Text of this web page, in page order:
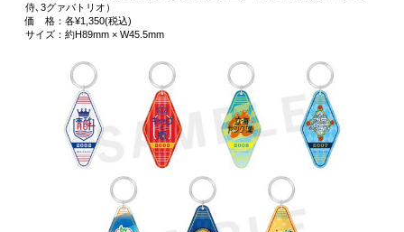
侍､3グァバトリオ）
価 格：各¥1,350(税込)
サイズ：約H89mm × W45.5mm